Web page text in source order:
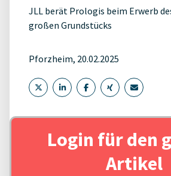
JLL berät Prologis beim Erwerb
großen Grundstücks
Pforzheim, 20.02.2025
Login für den
Artikel